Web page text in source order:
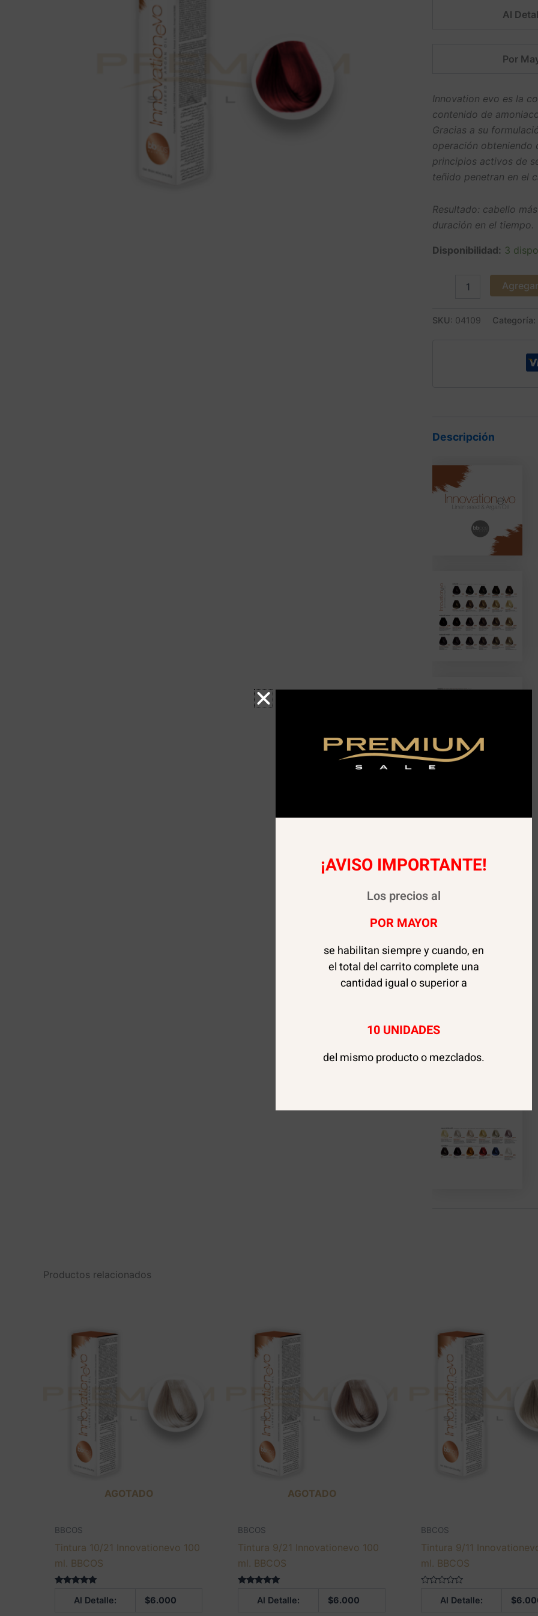
Al
Por
Innovation evo es la
contenido de
Gracias a su
operación obteniendo
principios activos de
teñido penetran en el
Resultado: cabello
duración en el tiempo.
Disponibilidad: 3
SKU: 04109 Categoría:
Descripción
Productos relacionados
AGOTADO
BBCOS
Tintura 10/21 Innovationevo 100
ml. BBCOS
Al Detalle: $6.000
AGOTADO
BBCOS
Tintura 9/21 Innovationevo 100
ml. BBCOS
Al Detalle: $6.000
BBCOS
Tintura 9/11
ml. BBCOS
Al Detalle: $
¡AVISO IMPORTANTE!
Los precios al
POR MAYOR
se habilitan siempre y cuando, en
el total del carrito complete una
cantidad igual o superior a
10 UNIDADES
del mismo producto o mezclados.